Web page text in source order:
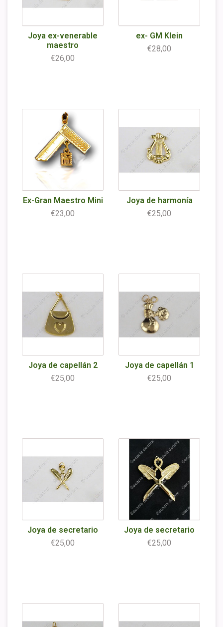
Joya ex-venerable
maestro
€26,00
ex- GM Klein
€28,00
Ex-Gran Maestro Mini
€23,00
Joya de harmonía
€25,00
Joya de capellán 2
€25,00
Joya de capellán 1
€25,00
Joya de secretario
€25,00
Joya de secretario
€25,00